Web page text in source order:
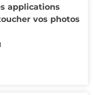
applications
vos photos